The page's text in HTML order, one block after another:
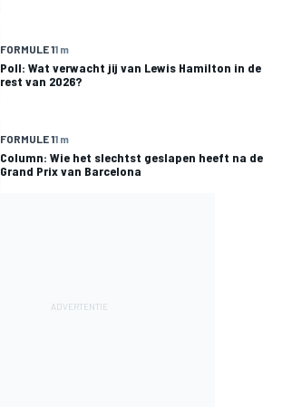
FORMULE 11 m
Poll: Wat verwacht jij van Lewis Hamilton in de
rest van 2026?
FORMULE 11 m
Column: Wie het slechtst geslapen heeft na de
Grand Prix van Barcelona